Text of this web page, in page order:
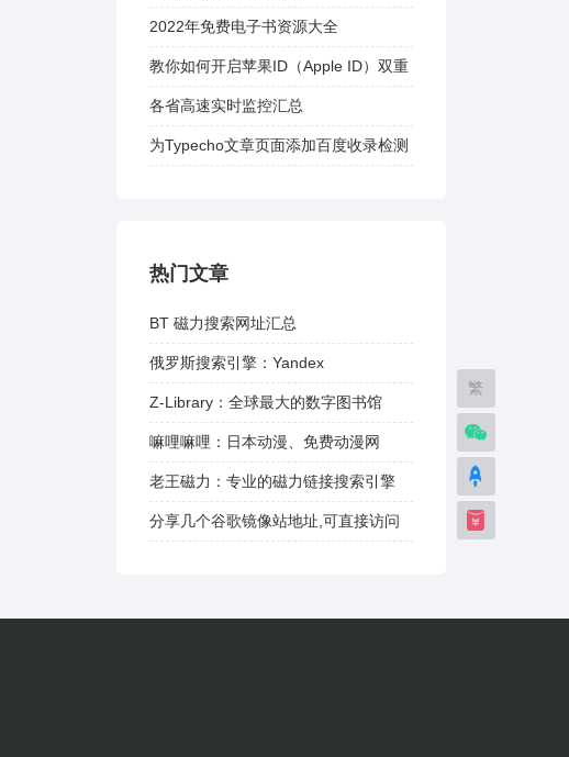
2022年免费电子书资源大全
教你如何开启苹果ID（Apple ID）双重
认证
各省高速实时监控汇总
为Typecho文章页面添加百度收录检测
热门文章
BT 磁力搜索网址汇总
俄罗斯搜索引擎：Yandex
Z-Library：全球最大的数字图书馆
嘛哩嘛哩：日本动漫、免费动漫网
老王磁力：专业的磁力链接搜索引擎
分享几个谷歌镜像站地址,可直接访问
繁